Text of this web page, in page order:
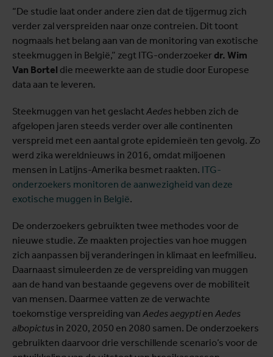
“De studie laat onder andere zien dat de tijgermug zich
verder zal verspreiden naar onze contreien. Dit toont
nogmaals het belang aan van de monitoring van exotische
steekmuggen in België,” zegt ITG-onderzoekerdr. Wim
Van Bortel die meewerkte aan de studie door Europese
data aan te leveren.
Steekmuggen van het geslacht Aedes hebben zich de
afgelopen jaren steeds verder over alle continenten
verspreid met een aantal grote epidemieën ten gevolg. Zo
werd zika wereldnieuws in 2016, omdat miljoenen
mensen in Latijns-Amerika besmet raakten. ITG-
onderzoekers monitoren de aanwezigheid van deze
exotische muggen in België.
De onderzoekers gebruikten twee methodes voor de
nieuwe studie. Ze maakten projecties van hoe muggen
zich aanpassen bij veranderingen in klimaat en leefmilieu.
Daarnaast simuleerden ze de verspreiding van muggen
aan de hand van bestaande gegevens over de mobiliteit
van mensen. Daarmee vatten ze de verwachte
toekomstige verspreiding van Aedes aegyptien Aedes
albopictus in 2020, 2050 en 2080 samen. De onderzoekers
gebruikten daarvoor drie verschillende scenario’s voor de